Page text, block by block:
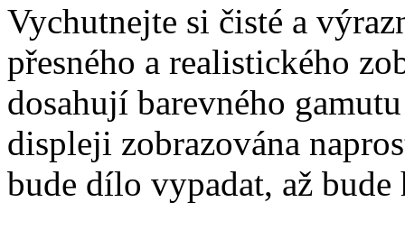
Vychutnejte si čisté a
přesného a realistického
dosahují barevného
displeji zobrazována
bude dílo vypadat, až bude